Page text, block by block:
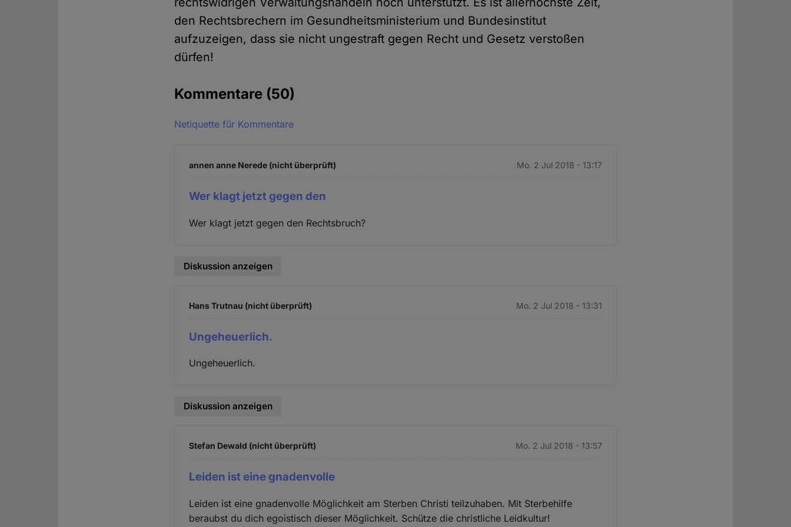
den Rechtsbrechern im Gesundheitsministerium und Bundesinstitut
aufzuzeigen, dass sie nicht ungestraft gegen Recht und Gesetz verstoßen
dürfen!
Kommentare (50)
Netiquette für Kommentare
annen anne Nerede (nicht überprüft) Mo. 2 Jul 2018 - 13:17
Wer klagt jetzt gegen den
Wer klagt jetzt gegen den Rechtsbruch?
Diskussion anzeigen
Hans Trutnau (nicht überprüft) Mo. 2 Jul 2018 - 13:31
Ungeheuerlich.
Ungeheuerlich.
Diskussion anzeigen
Stefan Dewald (nicht überprüft) Mo. 2 Jul 2018 - 13:57
Leiden ist eine gnadenvolle
Leiden ist eine gnadenvolle Möglichkeit am Sterben Christi teilzuhaben. Mit Sterbehilfe
beraubst du dich egoistisch dieser Möglichkeit. Schütze die christliche Leidkultur!